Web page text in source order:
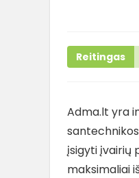
Reitingas
Adma.lt yra
įsigyti įvairių
maksimaliai